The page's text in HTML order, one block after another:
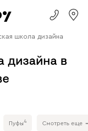
школа дизайна
дизайна в
Пуфы4 Смотреть еще